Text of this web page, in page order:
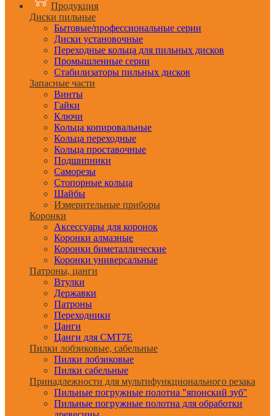
Продукция
Диски пильные
Бытовые/профессиональные серии
Диски установочные
Переходные кольца для пильных дисков
Промышленные серии
Стабилизаторы пильных дисков
Запасные части
Винты
Гайки
Ключи
Кольца копировальные
Кольца переходные
Кольца проставочные
Подшипники
Саморезы
Стопорные кольца
Шайбы
Измерительные приборы
Коронки
Аксессуары для коронок
Коронки алмазные
Коронки биметаллические
Коронки универсальные
Патроны, цанги
Втулки
Державки
Патроны
Переходники
Цанги
Цанги для CMT7E
Пилки лобзиковые, сабельные
Пилки лобзиковые
Пилки сабельные
Принадлежности для мультифункционального резака
Пильные погружные полотна "японский зуб"
Пильные погружные полотна для обработки